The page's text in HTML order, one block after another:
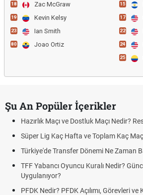
18 Zac McGraw
19 Kevin Kelsy
23 Ian Smith
80 Joao Ortiz
15
17
22
24
25
Şu An Popüler İçerikler
Hazırlık Maçı ve Dostluk Maçı Nedir?
Süper Lig Kaç Hafta ve Toplam Kaç
Türkiye'de Transfer Dönemi Ne Zaman
TFF Yabancı Oyuncu Kuralı Nedir?
Uygulanıyor?
PFDK Nedir? PFDK Açılımı, Görevleri ve